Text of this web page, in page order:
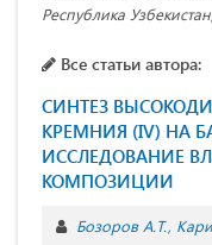
Республика
Все статьи автора:
СИНТЕЗ
КРЕМНИЯ (IV) НА
ИССЛЕДОВАНИЕ
КОМПОЗИЦИИ
Бозоров А.Т.